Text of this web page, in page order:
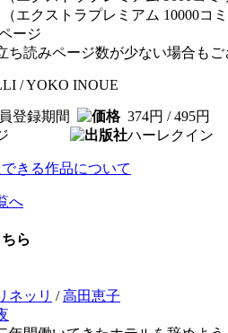
エクストラプレミアム 10000コ
ージ
読みページ数が少ない場合もご
/ YOKO INOUE
登録期間
374円 / 495円
ハーレクイン
きる作品について
ら
ネッリ /高田恵子